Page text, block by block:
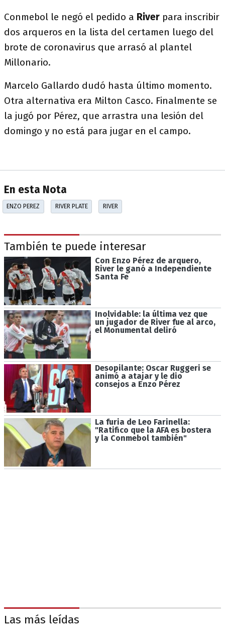
Conmebol le negó el pedido a River para inscribir
dos arqueros en la lista del certamen luego del
brote de coronavirus que arrasó al plantel
Millonario.
Marcelo Gallardo dudó hasta último momento.
Otra alternativa era Milton Casco. Finalmente se
la jugó por Pérez, que arrastra una lesión del
domingo y no está para jugar en el campo.
En esta Nota
ENZO PEREZ RIVER PLATE RIVER
También te puede interesar
Con Enzo Pérez de arquero,
River le ganó a Independiente
Santa Fe
Inolvidable: la última vez que
un jugador de River fue al arco,
el Monumental deliró
Desopilante: Oscar Ruggeri se
animó a atajar y le dio
consejos a Enzo Pérez
La furia de Leo Farinella:
"Ratifico que la AFA es bostera
y la Conmebol también"
Las más leídas